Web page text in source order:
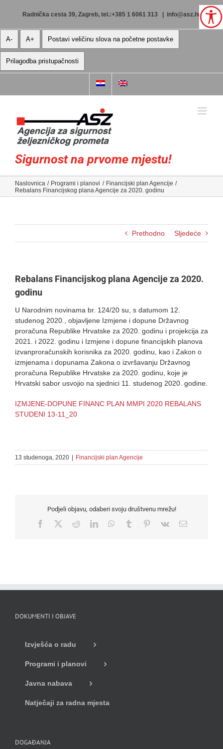
Radnička cesta 39, Zagreb, tel.:+385 1 6061 313 info@asz.hr
A- A+ Postavi veličinu slova na početne postavke
Prilagodba pristupačnosti
Sigurnost na prvome mjestu!
Naslovnica Programi i planovi
Financijski plan Agencije
Rebalans Financijskog plana Agencije za 2020. godinu
Prethodno Sljedeće
Rebalans Financijskog plana Agencije za 2020.
godinu
U Narodnim novinama br. 124/20 su, s datumom 12.
studenog 2020., objavljene Izmjene i dopune Državnog
proračuna Republike Hrvatske za 2020. godinu i projekcija za
2021. i 2022. godinu i Izmjene i dopune financijskih planova
izvanproračunskih korisnika za 2020. godinu, kao i Zakon o
izmjenama i dopunama Zakona o izvršavanju Državnog
proračuna Republike Hrvatske za 2020. godinu, koje je
Hrvatski sabor usvojio na sjednici 11. studenog 2020. godine.
IZMJENE-DOPUNE FINANC PLAN MMPI 2020 REBALANS
STUDENI 13-11_20
13 studenoga, 2020 Financijski plan Agencije
Podjeli objavu, odaberi svoju društvenu mrežu!
Facebook RedditLinkedInWhatsApp
Tumblr Pinterest
Vk Email
DOKUMENTI I OBJAVE
Izvješća o radu
Programi i planovi
Javna nabava
Natječaji za radna mjesta
DOGAĐANJA